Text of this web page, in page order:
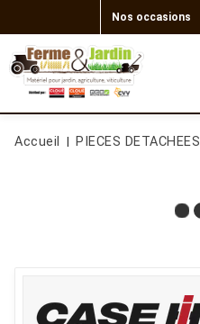
Nos occasions
Accueil PIECES DETACHEES